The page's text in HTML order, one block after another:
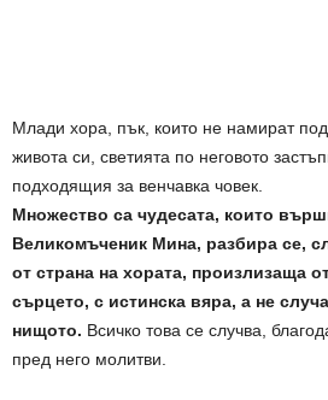
Млади хора, пък, които не намират
живота си, светията по неговото
подходящия за венчавка човек.
Множество са чудесата, които
Великомъченик Мина, разбира се,
от страна на хората, произлизаща
сърцето, с истинска вяра, а не
нищото. Всичко това се случва,
пред него молитви.